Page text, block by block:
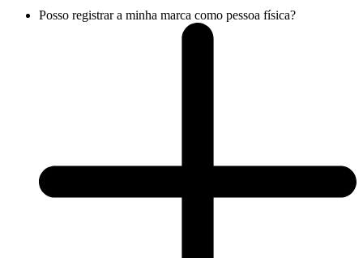
Posso registrar a minha marca como pessoa física?